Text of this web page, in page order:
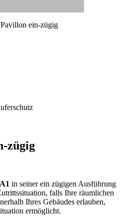
ein-zügig
zügig
in seiner ein zügigen Ausführung
falls Ihre räumlichen
Ihres Gebäudes erlauben,
ermöglicht.